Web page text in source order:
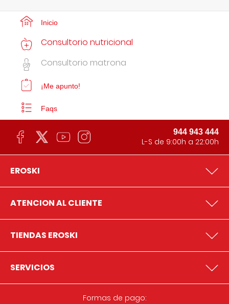
Inicio
Consultorio nutricional
Consultorio matrona
¡Me apunto!
Faqs
944 943 444
L-S de 9:00h a 22:00h
EROSKI
ATENCION AL CLIENTE
TIENDAS EROSKI
SERVICIOS
Formas de pago: